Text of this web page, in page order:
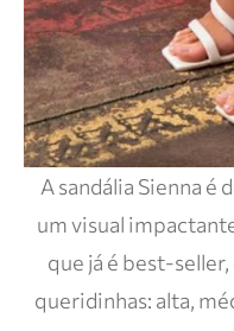
A sandália Sienna é
um visual
que já é best-
queridinhas: alta,